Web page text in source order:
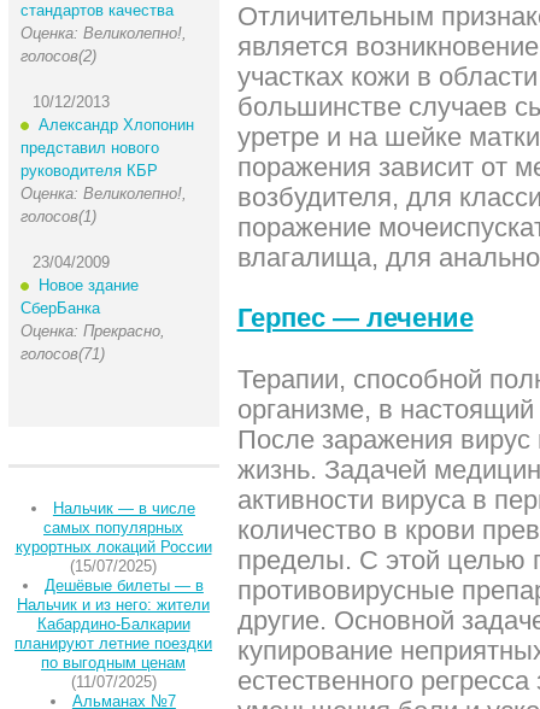
стандартов качества
Оценка: Великолепно!,
голосов(2)
10/12/2013
Александр Хлопонин
представил нового
руководителя КБР
Оценка: Великолепно!,
голосов(1)
23/04/2009
Новое здание
СберБанка
Оценка: Прекрасно,
голосов(71)
Нальчик — в числе
самых популярных
курортных локаций России
(15/07/2025)
Дешёвые билеты — в
Нальчик и из него: жители
Кабардино-Балкарии
планируют летние поездки
по выгодным ценам
(11/07/2025)
Альманах №7
Отличительным
является
участках кожи в
большинстве случаев
уретре и на шейке
поражения зависит от
возбудителя, для
поражение
влагалища, для
Герпес — лечение
Терапии, способной
организме, в
После заражения вирус
жизнь. Задачей
активности вируса в
количество в крови
пределы. С этой целью
противовирусные
другие. Основной
купирование
естественного